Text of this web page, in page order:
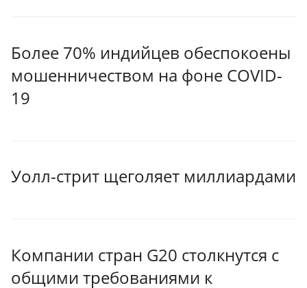
Более 70% индийцев обеспокоены
мошенничеством на фоне COVID-
19
Уолл-стрит щеголяет миллиардами
Компании стран G20 столкнутся с
общими требованиями к